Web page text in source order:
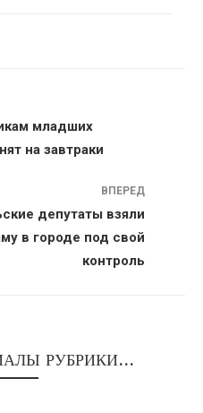
младших
на завтраки
ВПЕРЕД
депутаты взяли
в городе под свой
контроль
РУБРИКИ...